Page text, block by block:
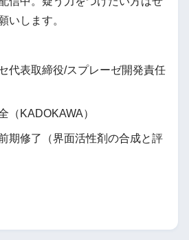
いします。
代表取締役/スプレーゼ開発責任
（KADOKAWA）
期修了（界面活性剤の合成と評